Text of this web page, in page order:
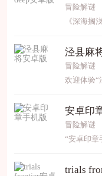
冒险解谜
泾县麻
冒险解谜
安卓印
冒险解谜
trials